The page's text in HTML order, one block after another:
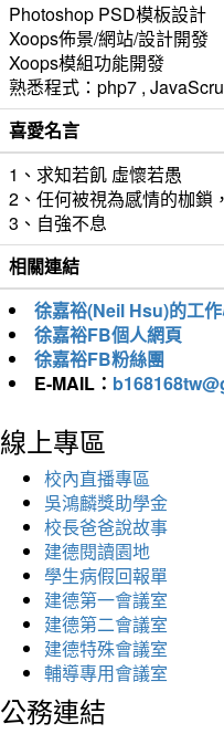
Photoshop PSD模板設計
Xoops佈景/網站/設計開發
Xoops模組功能開發
熟悉程式：php7 ,
喜愛名言
1、求知若飢 虛懷若愚
2、任何被視為感情的枷鎖
3、自強不息
相關連結
徐嘉裕(Neil Hsu)的工
徐嘉裕FB個人網頁
徐嘉裕FB粉絲團
E-MAIL：
線上專區
校內直播專區
吳鴻麟獎助學金
校長爸爸說故事
建德閱讀園地
學生病假回報單
建德第一會議室
建德第二會議室
建德特殊會議室
輔導專用會議室
公務連結